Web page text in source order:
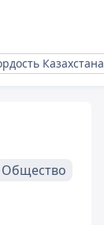
Казахстана
Общество